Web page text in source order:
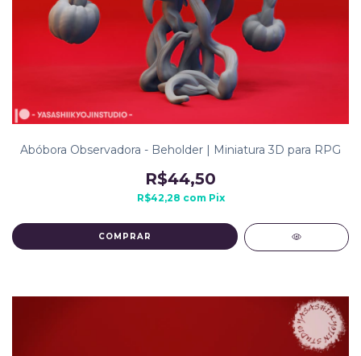
Abóbora Observadora - Beholder | Miniatura 3D para RPG
R$44,50
R$42,28 com Pix
COMPRAR